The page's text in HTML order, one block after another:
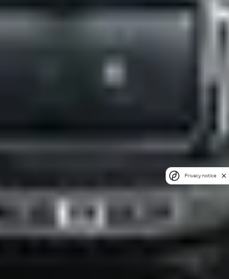
Privacy notice